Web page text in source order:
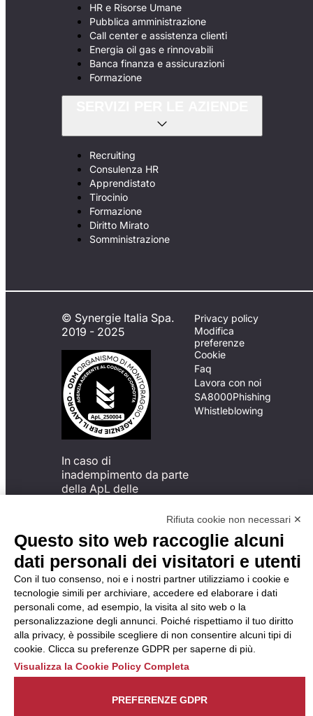
HR e Risorse Umane
Pubblica amministrazione
Call center e assistenza clienti
Energia oil gas e rinnovabili
Banca finanza e assicurazioni
Formazione
Recruiting
Consulenza HR
Apprendistato
Tirocinio
Formazione
Diritto Mirato
Somministrazione
© Synergie Italia Spa.
2019 - 2025
In caso di
inadempimento da parte
della ApL delle
del Codice di Condotta, è
possibile presentare un
reclamo
all’Organismo di
Monitoraggio utilizzando
una delle modalità
descritte al seguente
indirizzo web
https://odm-
agenzielavoro.it/reclami/ .
Privacy policy
Modifica
preferenze
Cookie
Faq
Lavora con noi
SA8000Phishing
Whistleblowing
Rifiuta cookie non necessari ✕
Questo sito web raccoglie alcuni
dati personali dei visitatori e utenti
Con il tuo consenso, noi e i nostri partner utilizziamo i cookie e
tecnologie simili per archiviare, accedere ed elaborare i dati
personali come, ad esempio, la visita al sito web o la
personalizzazione degli annunci. Poiché rispettiamo il tuo diritto
alla privacy, è possibile scegliere di non consentire alcuni tipi di
cookie. Clicca su preferenze GDPR per saperne di più.
Visualizza la Cookie Policy Completa
PREFERENZE GDPR